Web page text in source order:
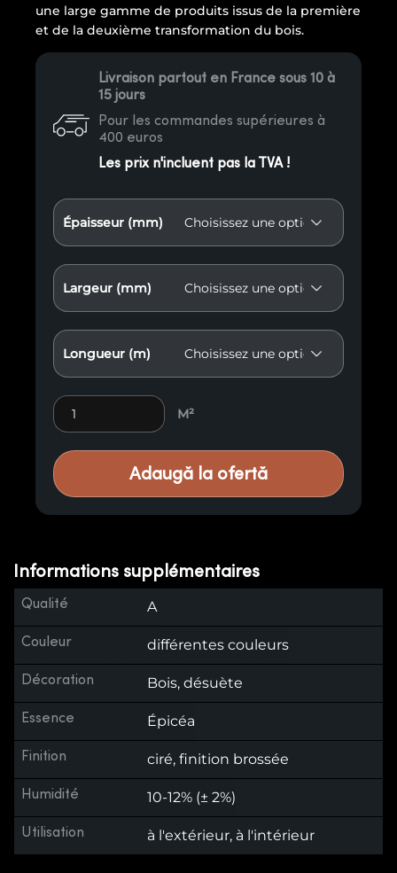
une large gamme de produits issus de la première
et de la deuxième transformation du bois.
Livraison partout en France sous 10 à
15 jours
Pour les commandes supérieures à
400 euros
Les prix n'incluent pas la TVA !
Épaisseur (mm)
Largeur (mm)
Longueur (m)
Lambris vieilli E35 quantity
M²
Adaugă la ofertă
Informations supplémentaires
Qualité A
Couleur différentes couleurs
Décoration Bois, désuète
Essence Épicéa
Finition ciré, finition brossée
Humidité 10-12% (± 2%)
Utilisation à l'extérieur, à l'intérieur